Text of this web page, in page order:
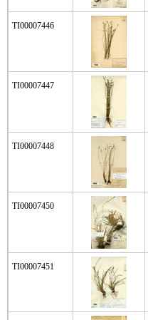
TI00007446
TI00007447
TI00007448
TI00007450
TI00007451